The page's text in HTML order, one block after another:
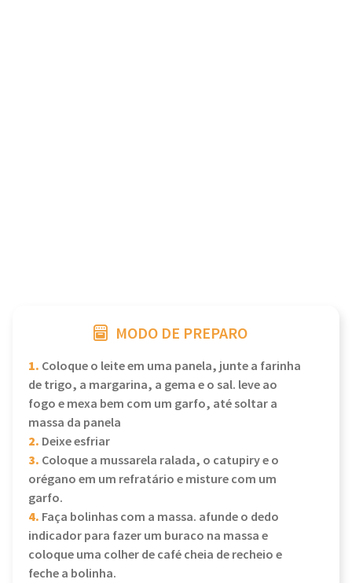
MODO DE PREPARO
1. Coloque o leite em uma panela, junte a farinha
de trigo, a margarina, a gema e o sal. leve ao
fogo e mexa bem com um garfo, até soltar a
massa da panela
2. Deixe esfriar
3. Coloque a mussarela ralada, o catupiry e o
orégano em um refratário e misture com um
garfo.
4. Faça bolinhas com a massa. afunde o dedo
indicador para fazer um buraco na massa e
coloque uma colher de café cheia de recheio e
feche a bolinha.